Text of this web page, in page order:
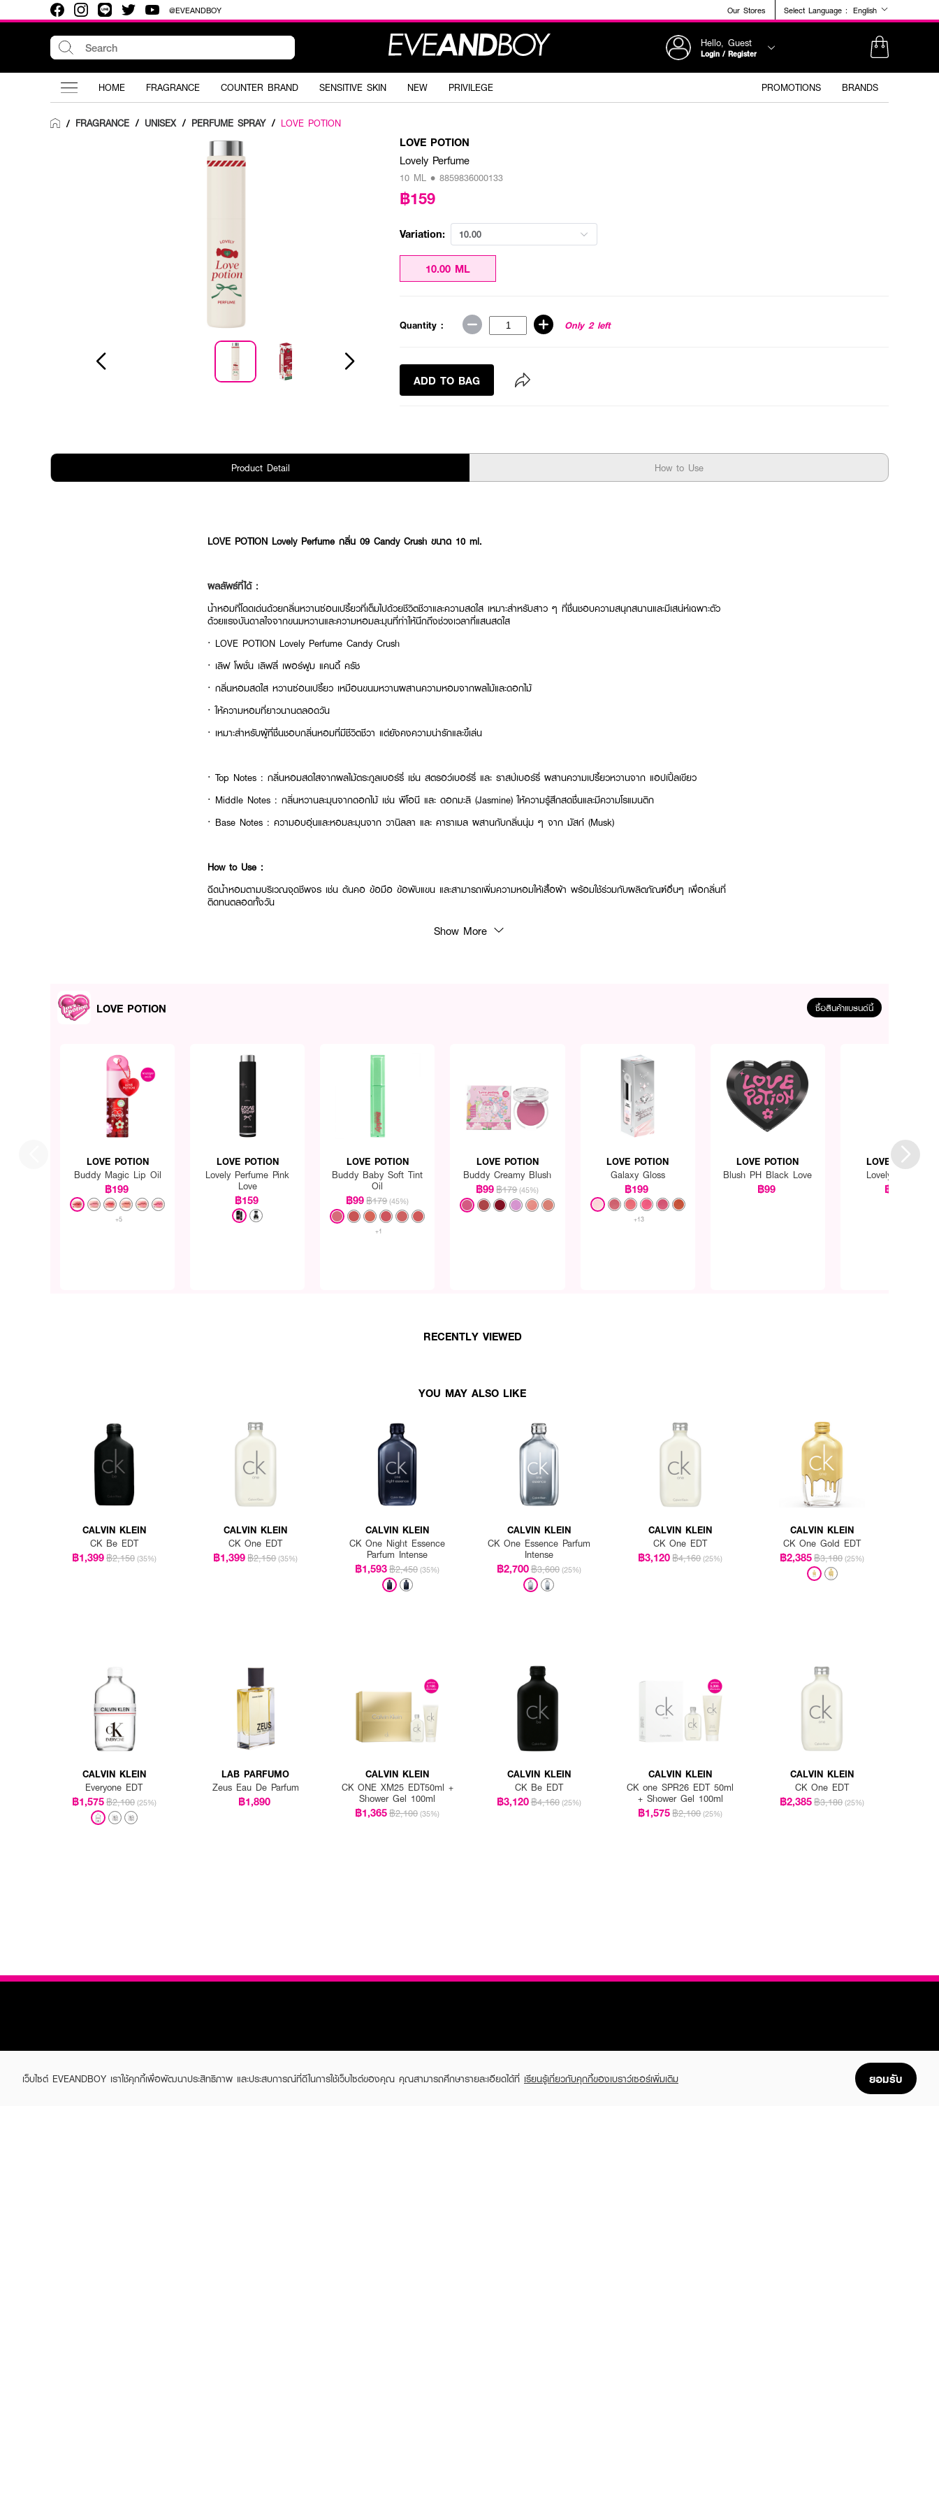
@EVEANDBOY Our Stores Select Language : English
Hello, Guest
Login / Register
HOME FRAGRANCE COUNTER BRAND SENSITIVE SKIN NEW PRIVILEGE PROMOTIONS BRANDS
/ FRAGRANCE / UNISEX / PERFUME SPRAY / LOVE POTION
LOVE POTION
Lovely Perfume
10 ML • 8859836000133
฿159
Variation: 10.00
10.00 ML
Quantity : Only 2 left
ADD TO BAG
Product Detail How to Use
LOVE POTION Lovely Perfume กลิ่น 09 Candy Crush ขนาด 10 ml.
ผลลัพธ์ที่ได้ :
น้ำหอมที่โดดเด่นด้วยกลิ่นหวานซ่อนเปรี้ยวที่เต็มไปด้วยชีวิตชีวาและความสดใส เหมาะสำหรับสาว ๆ ที่ชื่นชอบความสนุกสนานและมีเสน่ห์เฉพาะตัว
ด้วยแรงบันดาลใจจากขนมหวานและความหอมละมุนที่ทำให้นึกถึงช่วงเวลาที่แสนสดใส
· LOVE POTION Lovely Perfume Candy Crush
· เลิฟ โพชั่น เลิฟลี่ เพอร์ฟูม แคนดี้ ครัช
· กลิ่นหอมสดใส หวานซ่อนเปรี้ยว เหมือนขนมหวานผสานความหอมจากผลไม้และดอกไม้
· ให้ความหอมที่ยาวนานตลอดวัน
· เหมาะสำหรับผู้ที่ชื่นชอบกลิ่นหอมที่มีชีวิตชีวา แต่ยังคงความน่ารักและขี้เล่น
· Top Notes : กลิ่นหอมสดใสจากผลไม้ตระกูลเบอร์รี่ เช่น สตรอว์เบอร์รี่ และ ราสป์เบอร์รี่ ผสานความเปรี้ยวหวานจาก แอปเปิ้ลเขียว
· Middle Notes : กลิ่นหวานละมุนจากดอกไม้ เช่น พีโอนี และ ดอกมะลิ (Jasmine) ให้ความรู้สึกสดชื่นและมีความโรแมนติก
· Base Notes : ความอบอุ่นและหอมละมุนจาก วานิลลา และ คาราเมล ผสานกับกลิ่นนุ่ม ๆ จาก มัสก์ (Musk)
How to Use :
ฉีดน้ำหอมตามบริเวณจุดชีพจร เช่น ต้นคอ ข้อมือ ข้อพับแขน และสามารถเพิ่มความหอมให้เสื้อผ้า พร้อมใช้ร่วมกับผลิตภัณฑ์อื่นๆ เพื่อกลิ่นที่
ติดทนตลอดทั้งวัน
Show More
LOVE POTION ซื้อสินค้าแบรนด์นี้
LOVE POTION
Buddy Magic Lip Oil
฿199
+5
LOVE POTION
Lovely Perfume Pink
Love
฿159
LOVE POTION
Buddy Baby Soft Tint
Oil
฿99฿179 (45%)
+1
LOVE POTION
Buddy Creamy Blush
฿99฿179 (45%)
LOVE POTION
Galaxy Gloss
฿199
+13
LOVE POTION
Blush PH Black Love
฿99
LOVE POTION
Lovely Perfume
฿159
RECENTLY VIEWED
YOU MAY ALSO LIKE
CALVIN KLEIN
CK Be EDT
฿1,399฿2,150 (35%)
CALVIN KLEIN
CK One EDT
฿1,399฿2,150 (35%)
CALVIN KLEIN
CK One Night Essence
Parfum Intense
฿1,593฿2,450 (35%)
CALVIN KLEIN
CK One Essence Parfum
Intense
฿2,700฿3,600 (25%)
CALVIN KLEIN
CK One EDT
฿3,120฿4,160 (25%)
CALVIN KLEIN
CK One Gold EDT
฿2,385฿3,180 (25%)
CALVIN KLEIN
Everyone EDT
฿1,575฿2,100 (25%)
LAB PARFUMO
Zeus Eau De Parfum
฿1,890
CALVIN KLEIN
CK ONE XM25 EDT50ml +
Shower Gel 100ml
฿1,365฿2,100 (35%)
CALVIN KLEIN
CK Be EDT
฿3,120฿4,160 (25%)
CALVIN KLEIN
CK one SPR26 EDT 50ml
+ Shower Gel 100ml
฿1,575฿2,100 (25%)
CALVIN KLEIN
CK One EDT
฿2,385฿3,180 (25%)
เว็บไซต์ EVEANDBOY เราใช้คุกกี้เพื่อพัฒนาประสิทธิภาพ และประสบการณ์ที่ดีในการใช้เว็บไซต์ของคุณ คุณสามารถศึกษารายละเอียดได้ที่ เรียนรู้เกี่ยวกับคุกกี้ของเบราว์เซอร์เพิ่มเติม ยอมรับ
ABOUT EVEANDBOY CUSTOMER CARE EVEANDBOY MEMBER FOLLOW US